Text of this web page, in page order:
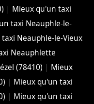
| Mieux qu'un taxi
taxi Neauphle-le-
Neauphle-le-Vieux
Neauphlette
(78410) | Mieux
| Mieux qu'un taxi
| Mieux qu'un taxi